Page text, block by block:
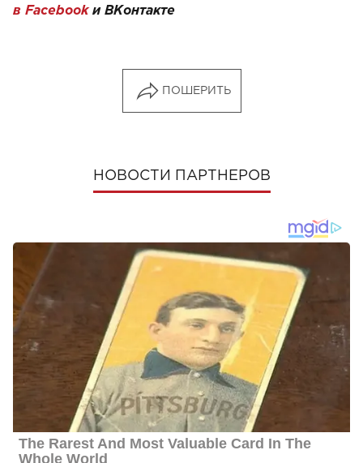
в Facebookи ВКонтакте
ПОШЕРИТЬ
НОВОСТИ ПАРТНЕРОВ